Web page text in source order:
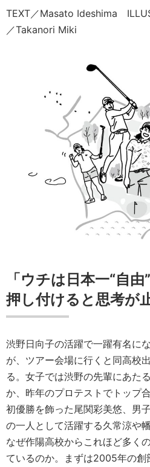
TEXT／Masato Ideshima
／Takanori Miki
「ウチは日本一“自由
押し付けると思考が
渋野日向子の活躍で一躍有名に
が、ツアー会場に行くと同高校
る。女子では渋野の先輩にあた
か、昨年のプロテストでトップ
初優勝を飾った尾関彩美悠、男
の一人として活躍する久常涼や
なぜ作陽高校からこれほど多く
ているのか。まずは2005年の創